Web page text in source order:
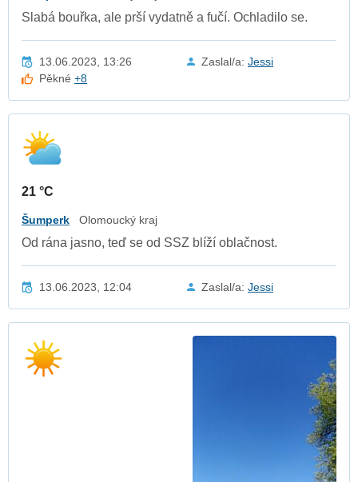
Slabá bouřka, ale prší vydatně a fučí. Ochladilo se.
13.06.2023, 13:26 Zaslal/a: Jessi
Pěkné+8
21 °C
Šumperk Olomoucký kraj
Od rána jasno, teď se od SSZ blíží oblačnost.
13.06.2023, 12:04 Zaslal/a: Jessi